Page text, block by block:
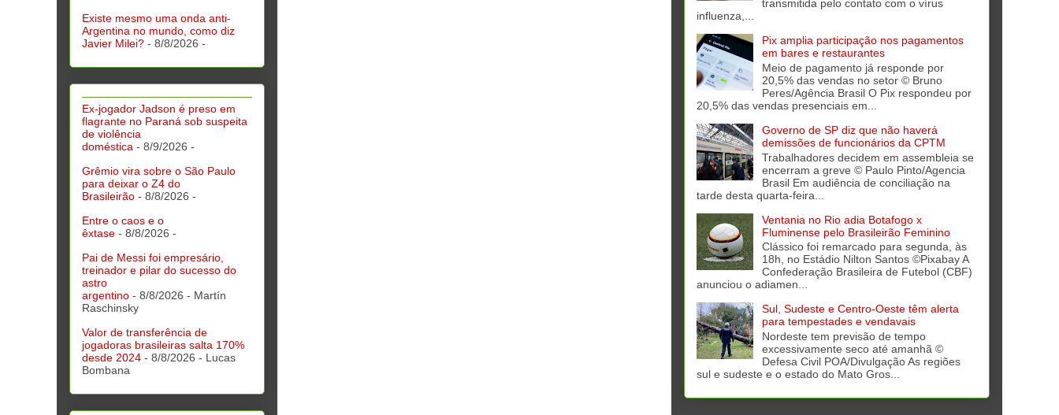
Existe mesmo uma onda anti-
Argentina no mundo, como diz
Javier Milei? - 8/8/2026 -
Ex-jogador Jadson é preso em
flagrante no Paraná sob suspeita
de violência
doméstica - 8/9/2026 -
Grêmio vira sobre o São Paulo
para deixar o Z4 do
Brasileirão - 8/8/2026 -
Entre o caos e o
êxtase - 8/8/2026 -
Pai de Messi foi empresário,
treinador e pilar do sucesso do
astro
argentino - 8/8/2026 - Martín
Raschinsky
Valor de transferência de
jogadoras brasileiras salta 170%
desde 2024 - 8/8/2026 - Lucas
Bombana
transmitida pelo contato com o vírus
influenza,...
Pix amplia participação nos pagamentos
em bares e restaurantes
Meio de pagamento já responde por
20,5% das vendas no setor © Bruno
Peres/Agência Brasil O Pix respondeu por
20,5% das vendas presenciais em...
Governo de SP diz que não haverá
demissões de funcionários da CPTM
Trabalhadores decidem em assembleia se
encerram a greve © Paulo Pinto/Agencia
Brasil Em audiência de conciliação na
tarde desta quarta-feira...
Ventania no Rio adia Botafogo x
Fluminense pelo Brasileirão Feminino
Clássico foi remarcado para segunda, às
18h, no Estádio Nilton Santos ©Pixabay A
Confederação Brasileira de Futebol (CBF)
anunciou o adiamen...
Sul, Sudeste e Centro-Oeste têm alerta
para tempestades e vendavais
Nordeste tem previsão de tempo
excessivamente seco até amanhã ©
Defesa Civil POA/Divulgação As regiões
sul e sudeste e o estado do Mato Gros...